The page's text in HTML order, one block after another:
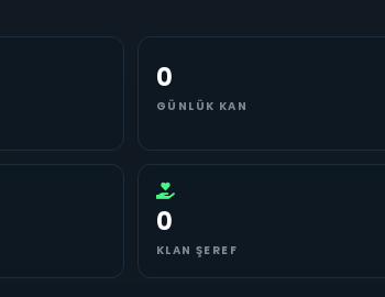
0
GÜNLÜK KAN
0
KLAN ŞEREF